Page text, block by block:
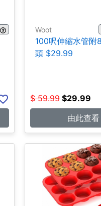
Woot
100呎伸縮水管附
頭 $29.99
$ 59.99 $29.99
由此查看